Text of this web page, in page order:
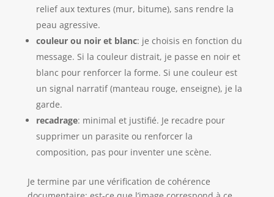
relief aux textures (mur, bitume), sans rendre la
peau agressive.
couleur ou noir et blanc: je choisis en fonction du
message. Si la couleur distrait, je passe en noir et
blanc pour renforcer la forme. Si une couleur est
un signal narratif (manteau rouge, enseigne), je la
garde.
recadrage: minimal et justifié. Je recadre pour
supprimer un parasite ou renforcer la
composition, pas pour inventer une scène.
Je termine par une vérification de cohérence